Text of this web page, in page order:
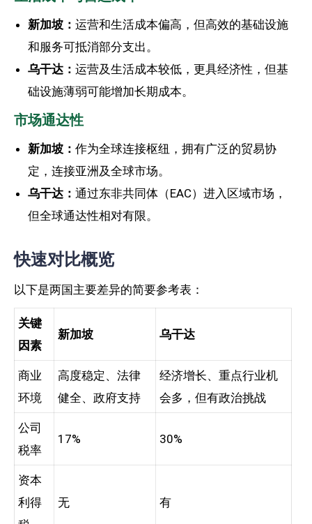
新加坡： 运营和生活成本偏高，但高效的基础设施
和服务可抵消部分支出。
乌干达： 运营及生活成本较低，更具经济性，但基
础设施薄弱可能增加长期成本。
市场通达性
新加坡： 作为全球连接枢纽，拥有广泛的贸易协
定，连接亚洲及全球市场。
乌干达： 通过东非共同体（EAC）进入区域市场，
但全球通达性相对有限。
快速对比概览
以下是两国主要差异的简要参考表：
关键
因素
新加坡 乌干达
商业
环境
高度稳定、法律
健全、政府支持
经济增长、重点行业机
会多，但有政治挑战
公司
税率
17% 30%
资本
利得
无 有